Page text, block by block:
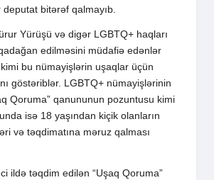
bitərəf qalmayıb.
Yürüşü və digər LGBTQ+ haqları
edilməsini müdafiə edənlər
bu nümayişlərin uşaqlar üçün
göstəriblər. LGBTQ+ nümayişlərinin
Qoruma” qanununun pozuntusu kimi
isə 18 yaşından kiçik olanların
və təqdimatına məruz qalması
ildə təqdim edilən “Uşaq Qoruma”